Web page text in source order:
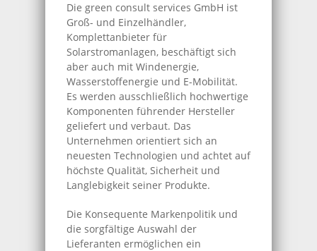
Die green consult services GmbH ist
Groß- und Einzelhändler,
Komplettanbieter für
Solarstromanlagen, beschäftigt sich
aber auch mit Windenergie,
Wasserstoffenergie und E-Mobilität.
Es werden ausschließlich hochwertige
Komponenten führender Hersteller
geliefert und verbaut. Das
Unternehmen orientiert sich an
neuesten Technologien und achtet auf
höchste Qualität, Sicherheit und
Langlebigkeit seiner Produkte.
Die Konsequente Markenpolitik und
die sorgfältige Auswahl der
Lieferanten ermöglichen ein